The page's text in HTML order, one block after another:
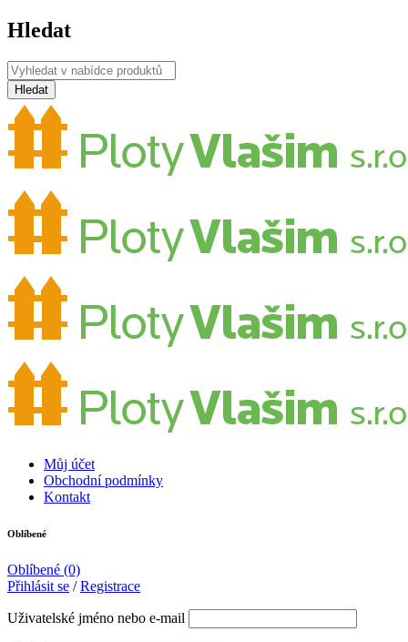
Hledat
Můj účet
Obchodní podmínky
Kontakt
Oblíbené
Oblíbené (0)
Přihlásit se /Registrace
Uživatelské jméno nebo e-mail